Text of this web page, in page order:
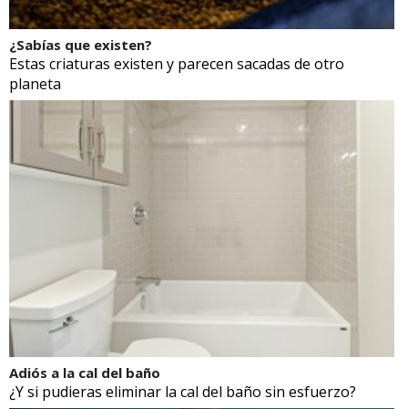
¿Sabías que existen?
Estas criaturas existen y parecen sacadas de otro
planeta
Adiós a la cal del baño
¿Y si pudieras eliminar la cal del baño sin esfuerzo?